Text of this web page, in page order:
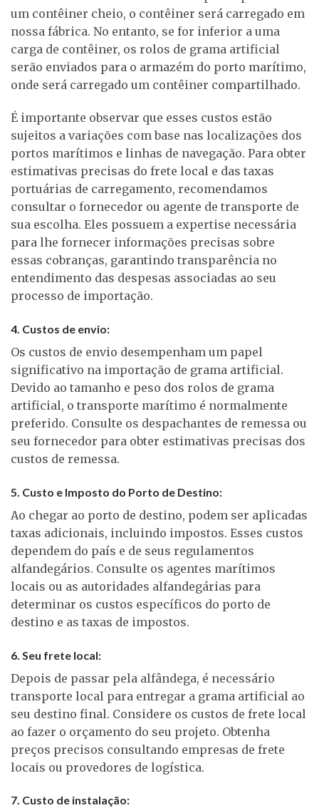
um contêiner cheio, o contêiner será carregado em
nossa fábrica. No entanto, se for inferior a uma
carga de contêiner, os rolos de grama artificial
serão enviados para o armazém do porto marítimo,
onde será carregado um contêiner compartilhado.
É importante observar que esses custos estão
sujeitos a variações com base nas localizações dos
portos marítimos e linhas de navegação. Para obter
estimativas precisas do frete local e das taxas
portuárias de carregamento, recomendamos
consultar o fornecedor ou agente de transporte de
sua escolha. Eles possuem a expertise necessária
para lhe fornecer informações precisas sobre
essas cobranças, garantindo transparência no
entendimento das despesas associadas ao seu
processo de importação.
4. Custos de envio:
Os custos de envio desempenham um papel
significativo na importação de grama artificial.
Devido ao tamanho e peso dos rolos de grama
artificial, o transporte marítimo é normalmente
preferido. Consulte os despachantes de remessa ou
seu fornecedor para obter estimativas precisas dos
custos de remessa.
5. Custo e Imposto do Porto de Destino:
Ao chegar ao porto de destino, podem ser aplicadas
taxas adicionais, incluindo impostos. Esses custos
dependem do país e de seus regulamentos
alfandegários. Consulte os agentes marítimos
locais ou as autoridades alfandegárias para
determinar os custos específicos do porto de
destino e as taxas de impostos.
6. Seu frete local:
Depois de passar pela alfândega, é necessário
transporte local para entregar a grama artificial ao
seu destino final. Considere os custos de frete local
ao fazer o orçamento do seu projeto. Obtenha
preços precisos consultando empresas de frete
locais ou provedores de logística.
7. Custo de instalação: